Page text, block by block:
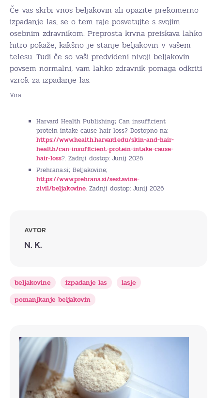
Če vas skrbi vnos beljakovin ali opazite prekomerno
izpadanje las, se o tem raje posvetujte s svojim
osebnim zdravnikom. Preprosta krvna preiskava lahko
hitro pokaže, kakšno je stanje beljakovin v vašem
telesu. Tudi če so vaši predvideni nivoji beljakovin
povsem normalni, vam lahko zdravnik pomaga odkriti
vzrok za izpadanje las.
Vira:
Harvard Health Publishing; Can insufficient
protein intake cause hair loss? Dostopno na:
https://www.health.harvard.edu/skin-and-hair-
health/can-insufficient-protein-intake-cause-
hair-loss?. Zadnji dostop: Junij 2026
Prehrana.si; Beljakovine;
https://www.prehrana.si/sestavine-
zivil/beljakovine. Zadnji dostop: Junij 2026
AVTOR
N. K.
beljakovine izpadanje las
lasje
pomanjkanje beljakovin